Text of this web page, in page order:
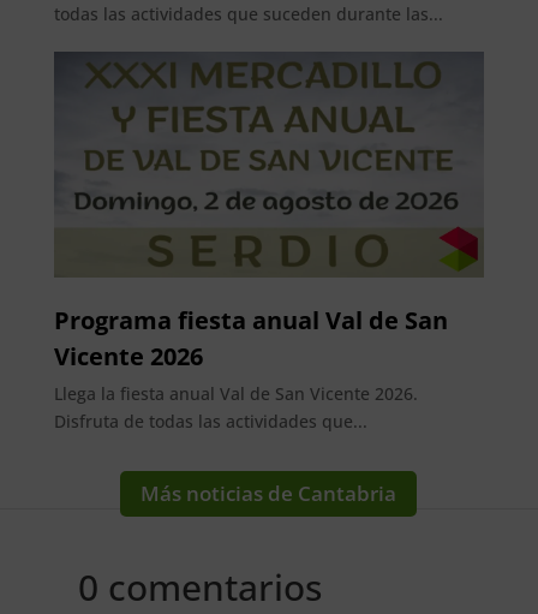
todas las actividades que suceden durante las...
Programa fiesta anual Val de San
Vicente 2026
Llega la fiesta anual Val de San Vicente 2026.
Disfruta de todas las actividades que...
Más noticias de Cantabria
0 comentarios